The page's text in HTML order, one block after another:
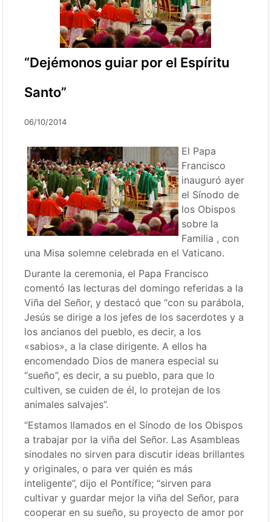
“Dejémonos guiar por el Espíritu
Santo”
06/10/2014
El Papa
Francisco
inauguró ayer
el Sínodo de
los Obispos
sobre la
Familia , con
una Misa solemne celebrada en el Vaticano.
Durante la ceremonia, el Papa Francisco
comentó las lecturas del domingo referidas a la
Viña del Señor, y destacó que “con su parábola,
Jesús se dirige a los jefes de los sacerdotes y a
los ancianos del pueblo, es decir, a los
«sabios», a la clase dirigente. A ellos ha
encomendado Dios de manera especial su
“sueño”, es decir, a su pueblo, para que lo
cultiven, se cuiden de él, lo protejan de los
animales salvajes”.
“Estamos llamados en el Sínodo de los Obispos
a trabajar por la viña del Señor. Las Asambleas
sinodales no sirven para discutir ideas brillantes
y originales, o para ver quién es más
inteligente”, dijo el Pontífice; “sirven para
cultivar y guardar mejor la viña del Señor, para
cooperar en su sueño, su proyecto de amor por